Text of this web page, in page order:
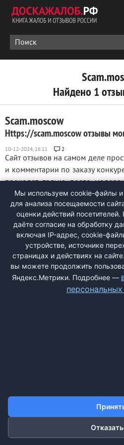
Найдено 1
Scam.moscow
Https://scam.moscow отзывы
2
Сайт отзывов на самом деле
и комментарии по заказу
проходят только после
хороший отзыв о той фирме,
то его просто не пропускают.
размещения и ...
ДОБАВИТЬ
Мы используем cookie-файлы
для анализа посещаемости
оценки действий
даёте согласие на обработку
включая IP-адрес, cookie-
устройстве, источнике
страницах и действиях на
вы можете продолжить
Яндекс.Метрики. Подробнее —